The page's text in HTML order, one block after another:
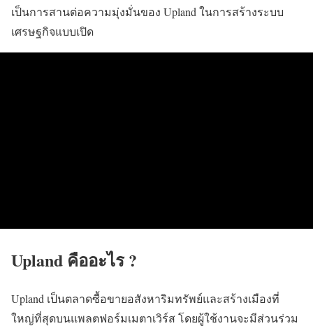
เป็นการสานต่อความมุ่งมั่นของ Upland ในการสร้างระบบ
เศรษฐกิจแบบเปิด
Upland คืออะไร ?
Upland เป็นตลาดซื้อขายอสังหาริมทรัพย์และสร้างเมืองที่
ใหญ่ที่สุดบนแพลตฟอร์มเมตาเวิร์ส โดยผู้ใช้งานจะมีส่วนร่วม